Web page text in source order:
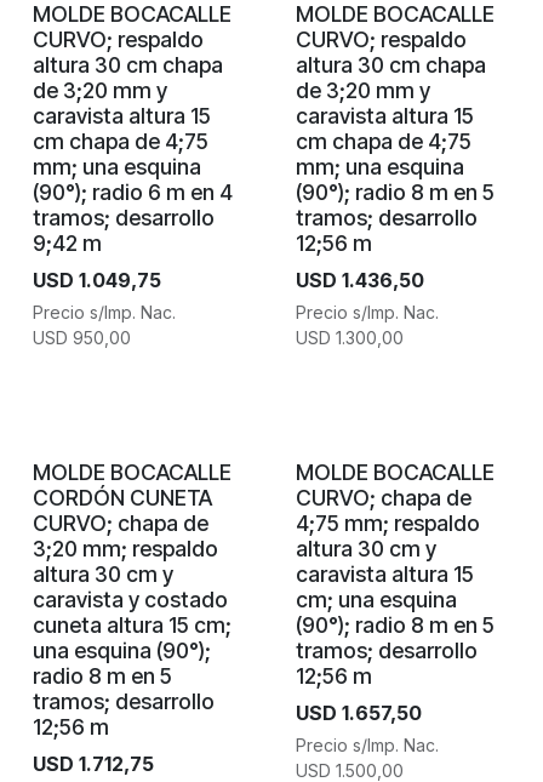
MOLDE BOCACALLE
CURVO; respaldo
altura 30 cm chapa
de 3;20 mm y
caravista altura 15
cm chapa de 4;75
mm; una esquina
(90°); radio 6 m en 4
tramos; desarrollo
9;42 m
USD 1.049,75
Precio s/Imp. Nac.
USD 950,00
MOLDE BOCACALLE
CURVO; respaldo
altura 30 cm chapa
de 3;20 mm y
caravista altura 15
cm chapa de 4;75
mm; una esquina
(90°); radio 8 m en 5
tramos; desarrollo
12;56 m
USD 1.436,50
Precio s/Imp. Nac.
USD 1.300,00
MOLDE BOCACALLE
CORDÓN CUNETA
CURVO; chapa de
3;20 mm; respaldo
altura 30 cm y
caravista y costado
cuneta altura 15 cm;
una esquina (90°);
radio 8 m en 5
tramos; desarrollo
12;56 m
USD 1.712,75
MOLDE BOCACALLE
CURVO; chapa de
4;75 mm; respaldo
altura 30 cm y
caravista altura 15
cm; una esquina
(90°); radio 8 m en 5
tramos; desarrollo
12;56 m
USD 1.657,50
Precio s/Imp. Nac.
USD 1.500,00